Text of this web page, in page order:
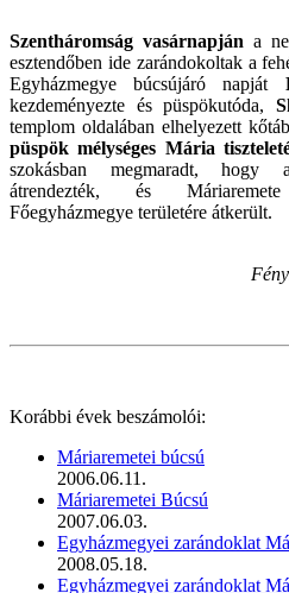
Szentháromság vasárnapján a
esztendőben ide zarándokoltak a
Egyházmegye búcsújáró napját
kezdeményezte és püspökutóda,
templom oldalában elhelyezett
püspök mélységes Mária
szokásban megmaradt, hogy
átrendezték, és
Főegyházmegye területére átkerült.
Korábbi évek beszámolói:
Máriaremetei búcsú
2006.06.11.
Máriaremetei Búcsú
2007.06.03.
Egyházmegyei zarándoklat
2008.05.18.
Egyházmegyei zarándoklat